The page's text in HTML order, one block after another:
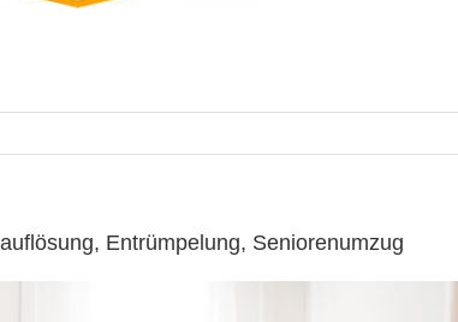
Entrümpelung, Seniorenumzug